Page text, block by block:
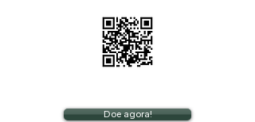
Doe agora!